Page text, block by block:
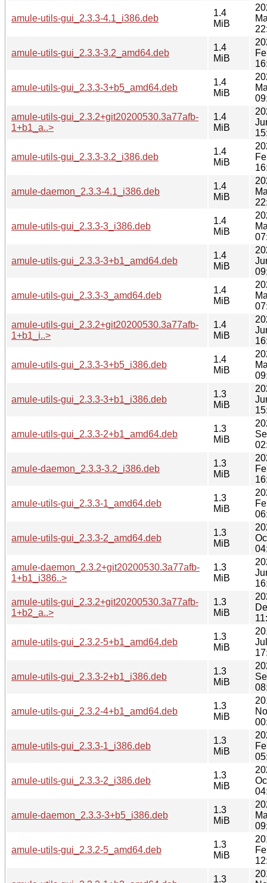
amule-utils-gui_2.3.3-4.1_i386.deb
1.4
MiB
amule-utils-gui_2.3.3-3.2_amd64.deb
1.4
MiB
amule-utils-gui_2.3.3-3+b5_amd64.deb
1.4
MiB
amule-utils-gui_2.3.2+git20200530.3a77afb-
1+b1_a..>
1.4
MiB
amule-utils-gui_2.3.3-3.2_i386.deb
1.4
MiB
amule-daemon_2.3.3-4.1_i386.deb
1.4
MiB
amule-utils-gui_2.3.3-3_i386.deb
1.4
MiB
amule-utils-gui_2.3.3-3+b1_amd64.deb
1.4
MiB
amule-utils-gui_2.3.3-3_amd64.deb
1.4
MiB
amule-utils-gui_2.3.2+git20200530.3a77afb-
1+b1_i..>
1.4
MiB
amule-utils-gui_2.3.3-3+b5_i386.deb
1.4
MiB
amule-utils-gui_2.3.3-3+b1_i386.deb
1.3
MiB
amule-utils-gui_2.3.3-2+b1_amd64.deb
1.3
MiB
amule-daemon_2.3.3-3.2_i386.deb
1.3
MiB
amule-utils-gui_2.3.3-1_amd64.deb
1.3
MiB
amule-utils-gui_2.3.3-2_amd64.deb
1.3
MiB
amule-daemon_2.3.2+git20200530.3a77afb-
1+b1_i386..>
1.3
MiB
amule-utils-gui_2.3.2+git20200530.3a77afb-
1+b2_a..>
1.3
MiB
amule-utils-gui_2.3.2-5+b1_amd64.deb
1.3
MiB
amule-utils-gui_2.3.3-2+b1_i386.deb
1.3
MiB
amule-utils-gui_2.3.2-4+b1_amd64.deb
1.3
MiB
amule-utils-gui_2.3.3-1_i386.deb
1.3
MiB
amule-utils-gui_2.3.3-2_i386.deb
1.3
MiB
amule-daemon_2.3.3-3+b5_i386.deb
1.3
MiB
amule-utils-gui_2.3.2-5_amd64.deb
1.3
MiB
1.3